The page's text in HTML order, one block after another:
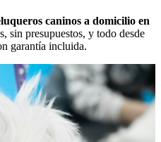
caninos a domicilio en
sin presupuestos, y todo desde
garantía incluida.